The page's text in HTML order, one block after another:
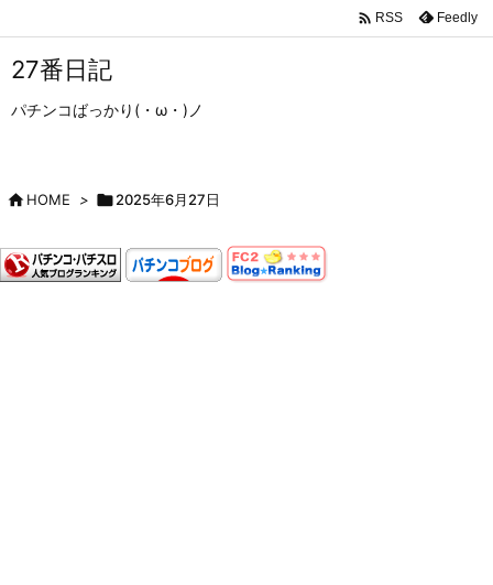
 RSS Feedly
27番日記
パチンコばっかり(・ω・)ノ
HOME > 2025年6月27日